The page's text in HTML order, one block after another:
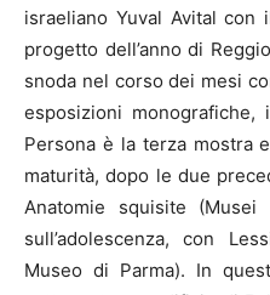
israeliano Yuval Avital
progetto dell’anno di
snoda nel corso dei mesi
esposizioni monografiche,
Persona è la terza mostra
maturità, dopo le due
Anatomie squisite
sull’adolescenza, con
Museo di Parma). In